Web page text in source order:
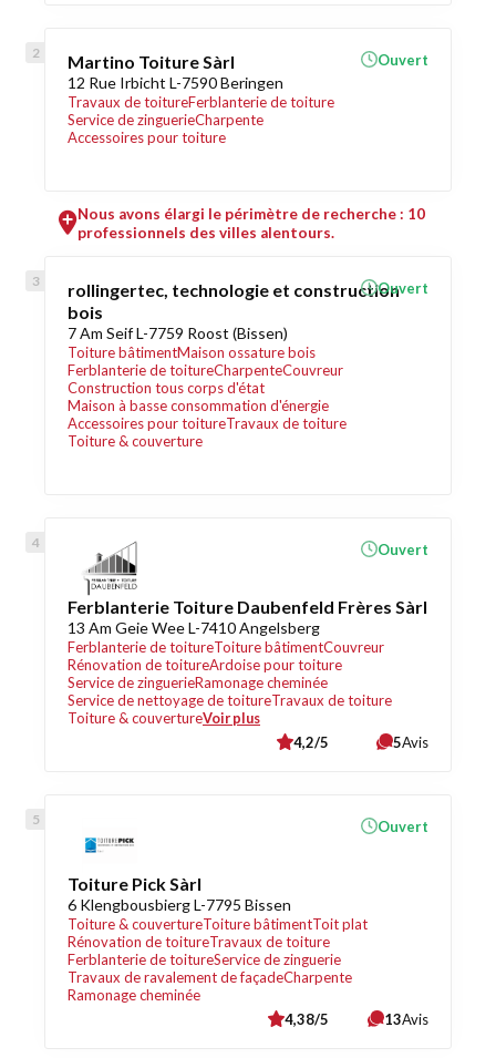
Martino Toiture Sàrl
12 Rue Irbicht L-7590 Beringen
Travaux de toitureFerblanterie de toiture
Service de zinguerieCharpente
Accessoires pour toiture
Ouvert
Nous avons élargi le périmètre de recherche : 10
professionnels des villes alentours.
rollingertec, technologie et construction
bois
7 Am Seif L-7759 Roost (Bissen)
Toiture bâtimentMaison ossature bois
Ferblanterie de toitureCharpenteCouvreur
Construction tous corps d'état
Maison à basse consommation d'énergie
Accessoires pour toitureTravaux de toiture
Toiture & couverture
Ouvert
Ferblanterie Toiture Daubenfeld Frères Sàrl
13 Am Geie Wee L-7410 Angelsberg
Ferblanterie de toitureToiture bâtimentCouvreur
Rénovation de toitureArdoise pour toiture
Service de zinguerieRamonage cheminée
Service de nettoyage de toitureTravaux de toiture
Toiture & couvertureVoir plus
Ouvert
4,2/5 5Avis
Toiture Pick Sàrl
6 Klengbousbierg L-7795 Bissen
Toiture & couvertureToiture bâtimentToit plat
Rénovation de toitureTravaux de toiture
Ferblanterie de toitureService de zinguerie
Travaux de ravalement de façadeCharpente
Ramonage cheminée
Ouvert
4,38/5 13Avis